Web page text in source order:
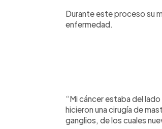
Durante este proceso su
enfermedad.
“Mi cáncer estaba del
hicieron una cirugía de
ganglios, de los cuales